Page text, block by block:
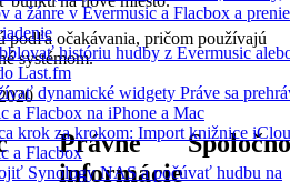
a žánre v Evermusic a Flacbox a
históriu hudby z Evermusic
Last.fm
dynamické widgety Práve sa
a Flacbox na iPhone a Mac
krok za krokom: Import knižnice
a Flacbox
Synology NAS a počúvať hudbu na
podľa očakávania, pričom používajú
systémom.
Právne
informácie